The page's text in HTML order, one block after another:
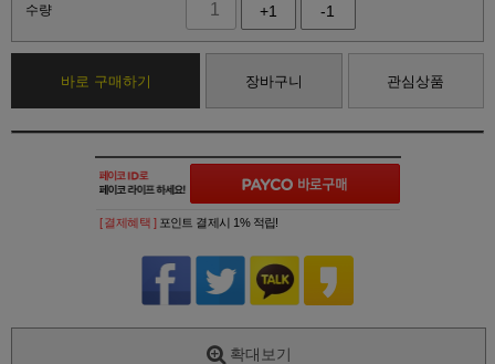
수량 +1 -1
바로 구매하기 장바구니 관심상품
[ 결제혜택 ] 포인트 결제시 1% 적립!
확대보기